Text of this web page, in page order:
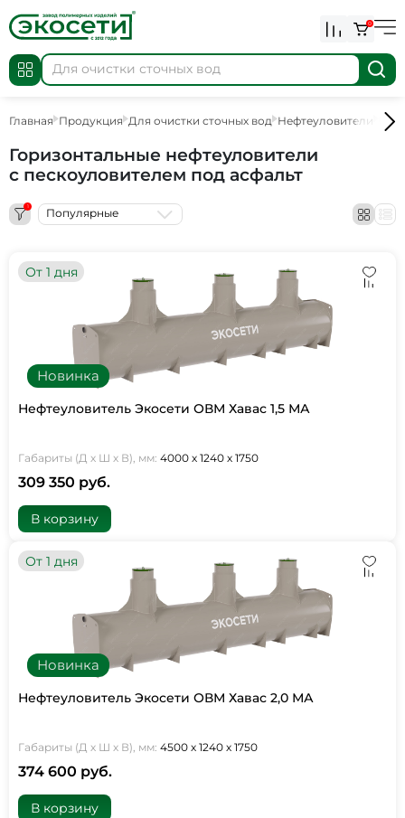
0
Главная Продукция Для очистки сточных вод Нефтеуловители
Горизонтальные нефтеуловители
c пескоуловителем под асфальт
1 Популярные
Новинка
От 1 дня
Нефтеуловитель Экосети ОВМ Хавас 1,5 МА
Габариты (Д х Ш х В), мм: 4000 х 1240 х 1750
309 350 руб.
В корзину
Новинка
От 1 дня
Нефтеуловитель Экосети ОВМ Хавас 2,0 МА
Габариты (Д х Ш х В), мм: 4500 х 1240 х 1750
374 600 руб.
В корзину